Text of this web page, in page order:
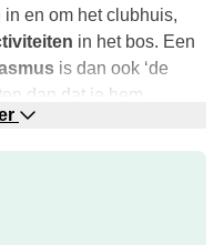
en om het clubhuis,
in het bos. Een
is dan ook ‘de
dan dat je hem
uitdaging!
jongeren op een
vrije tijd in de
en leren om samen te